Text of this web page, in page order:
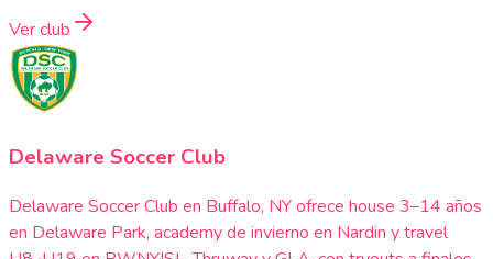
Ver club
Delaware Soccer Club
Delaware Soccer Club en Buffalo, NY ofrece house 3–14 años
en Delaware Park, academy de invierno en Nardin y travel